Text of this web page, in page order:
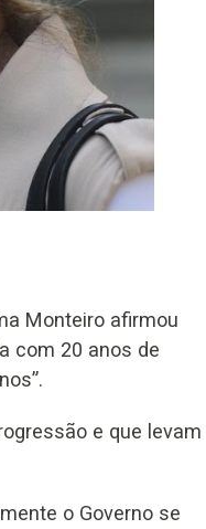
Monteiro afirmou
com 20 anos de
e que levam
o Governo se